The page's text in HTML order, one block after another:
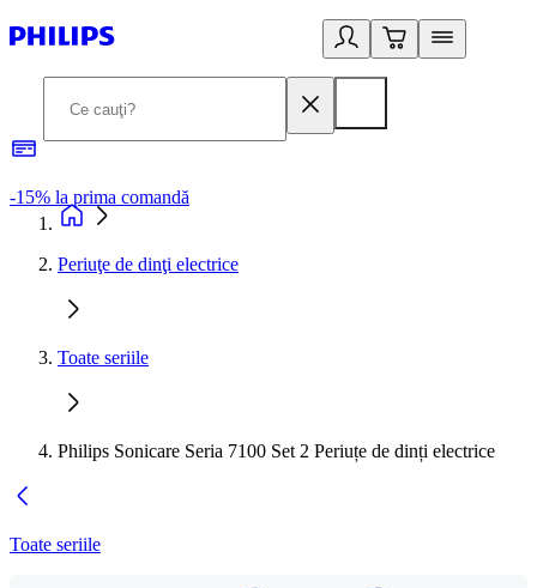
-15% la prima comandă
Periuţe de dinţi electrice
Toate seriile
Philips Sonicare Seria 7100 Set 2 Periuțe de dinți electrice
Toate seriile